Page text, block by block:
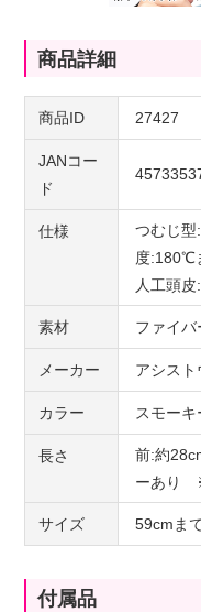
商品詳細
商品ID 27427
JANコー
ド
仕様
つむじ
度:180℃
人工頭皮
素材 ファイ
メーカー アシス
カラー スモー
長さ
前:約
ーあり
サイズ 59cmま
付属品